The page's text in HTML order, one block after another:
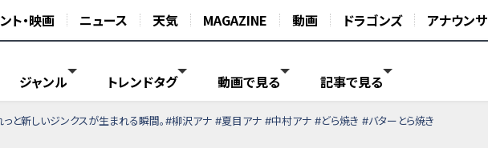
ト・映画 ニュース 天気 MAGAZINE 動画 ドラゴンズ アナウン
ジャンル トレンドタグ 動画で見る 記事で見る
っと新しいジンクスが生まれる瞬間。#柳沢アナ #夏目アナ #中村アナ #どら焼き #バターとら焼き